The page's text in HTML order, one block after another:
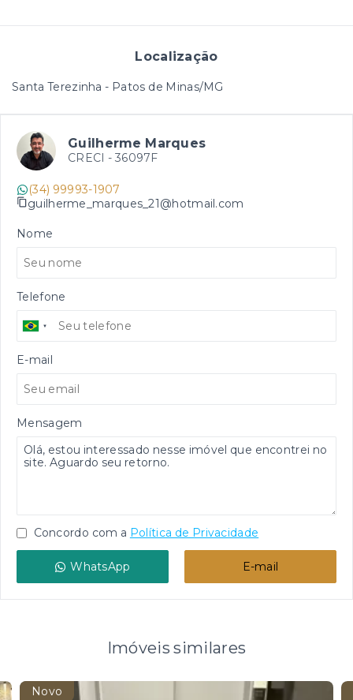
Localização
Santa Terezinha - Patos de Minas/MG
Guilherme Marques
CRECI - 36097F
(34) 99993-1907
guilherme_marques_21@hotmail.com
Nome
Telefone
E-mail
Mensagem
Concordo com a Política de Privacidade
WhatsApp E-mail
Imóveis similares
Novo